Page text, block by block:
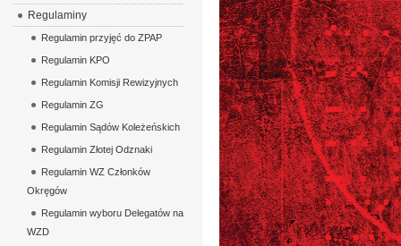
Regulaminy
Regulamin przyjęć do ZPAP
Regulamin KPO
Regulamin Komisji Rewizyjnych
Regulamin ZG
Regulamin Sądów Koleżeńskich
Regulamin Złotej Odznaki
Regulamin WZ Członków
Okręgów
Regulamin wyboru Delegatów na
WZD